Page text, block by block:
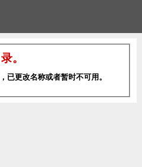
。
已更改名称或者暂时不可用。